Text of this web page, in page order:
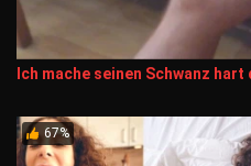
Ich mache seinen Schwanz
67%